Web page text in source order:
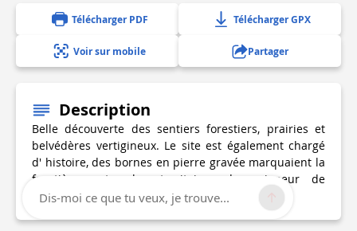
Télécharger PDF Télécharger GPX
Voir sur mobile Partager
Description
Belle découverte des sentiers forestiers, prairies et
belvédères vertigineux. Le site est également chargé
d' histoire, des bornes en pierre gravée marquaient la
frontière entre les territoires du seigneur de
Sassenage et de l' Évêque de Die.
Dis-moi ce que tu veux, je trouve...